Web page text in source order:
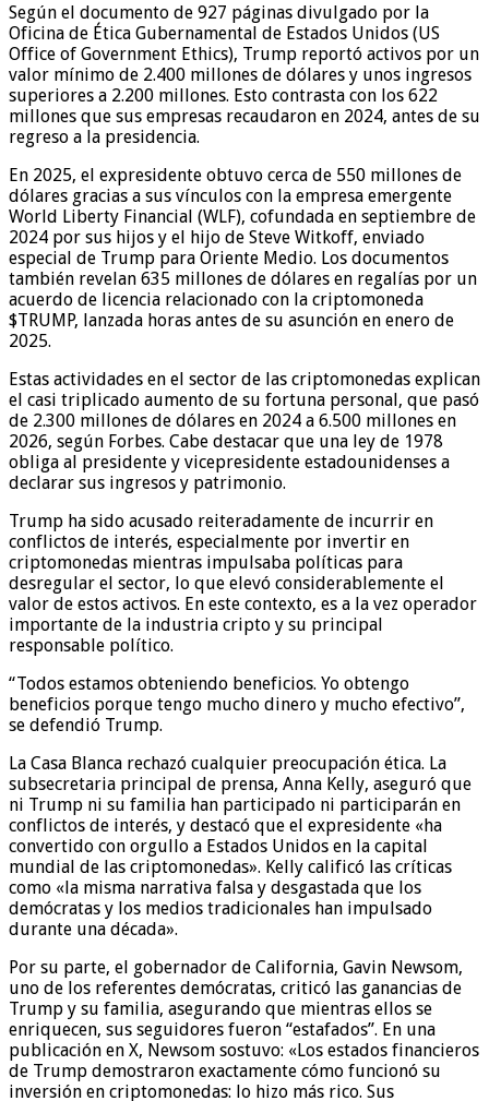
Según el documento de 927 páginas divulgado por la
Oficina de Ética Gubernamental de Estados Unidos (US
Office of Government Ethics), Trump reportó activos por un
valor mínimo de 2.400 millones de dólares y unos ingresos
superiores a 2.200 millones. Esto contrasta con los 622
millones que sus empresas recaudaron en 2024, antes de su
regreso a la presidencia.
En 2025, el expresidente obtuvo cerca de 550 millones de
dólares gracias a sus vínculos con la empresa emergente
World Liberty Financial (WLF), cofundada en septiembre de
2024 por sus hijos y el hijo de Steve Witkoff, enviado
especial de Trump para Oriente Medio. Los documentos
también revelan 635 millones de dólares en regalías por un
acuerdo de licencia relacionado con la criptomoneda
$TRUMP, lanzada horas antes de su asunción en enero de
2025.
Estas actividades en el sector de las criptomonedas explican
el casi triplicado aumento de su fortuna personal, que pasó
de 2.300 millones de dólares en 2024 a 6.500 millones en
2026, según Forbes. Cabe destacar que una ley de 1978
obliga al presidente y vicepresidente estadounidenses a
declarar sus ingresos y patrimonio.
Trump ha sido acusado reiteradamente de incurrir en
conflictos de interés, especialmente por invertir en
criptomonedas mientras impulsaba políticas para
desregular el sector, lo que elevó considerablemente el
valor de estos activos. En este contexto, es a la vez operador
importante de la industria cripto y su principal
responsable político.
“Todos estamos obteniendo beneficios. Yo obtengo
beneficios porque tengo mucho dinero y mucho efectivo”,
se defendió Trump.
La Casa Blanca rechazó cualquier preocupación ética. La
subsecretaria principal de prensa, Anna Kelly, aseguró que
ni Trump ni su familia han participado ni participarán en
conflictos de interés, y destacó que el expresidente «ha
convertido con orgullo a Estados Unidos en la capital
mundial de las criptomonedas». Kelly calificó las críticas
como «la misma narrativa falsa y desgastada que los
demócratas y los medios tradicionales han impulsado
durante una década».
Por su parte, el gobernador de California, Gavin Newsom,
uno de los referentes demócratas, criticó las ganancias de
Trump y su familia, asegurando que mientras ellos se
enriquecen, sus seguidores fueron “estafados”. En una
publicación en X, Newsom sostuvo: «Los estados financieros
de Trump demostraron exactamente cómo funcionó su
inversión en criptomonedas: lo hizo más rico. Sus